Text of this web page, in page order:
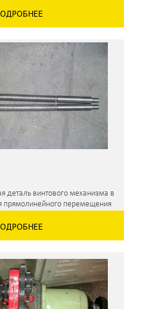
деталь винтового механизма в
прямолинейного перемещения